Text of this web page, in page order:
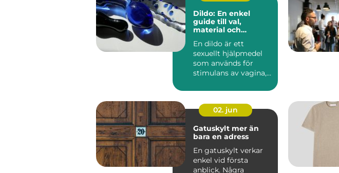
Dildo: En enkel
guide till val,
material och
En dildo är ett
sexuellt hjälpmedel
som används för
stimulans av vagina,
02. jun
Gatuskylt mer än
bara en adress
En gatuskylt verkar
enkel vid första
anblick. Några